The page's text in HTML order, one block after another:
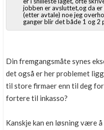
Kom i gang med
Boligmappa+
Få mer ut av Boligmappa
jobben er avsluttet,og da
(etter avtale) noe jeg
ganger blir det både 1 og
Din fremgangsmåte synes
det også er her problemet
til store firmaer enn til deg
fortere til inkasso?
Kanskje kan en løsning være